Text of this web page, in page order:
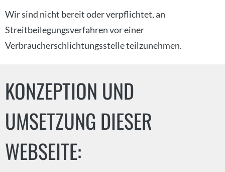
Wir sind nicht bereit oder verpflichtet, an
Streitbeilegungsverfahren vor einer
Verbraucherschlichtungsstelle teilzunehmen.
KONZEPTION UND
UMSETZUNG DIESER
WEBSEITE: